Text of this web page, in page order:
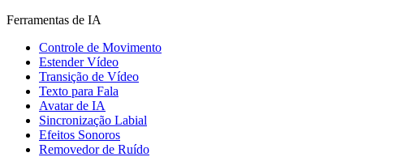
Ferramentas de IA
Controle de Movimento
Estender Vídeo
Transição de Vídeo
Texto para Fala
Avatar de IA
Sincronização Labial
Efeitos Sonoros
Removedor de Ruído